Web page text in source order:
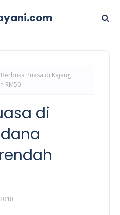
Berbuka Puasa di Kajang
RM50
di